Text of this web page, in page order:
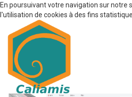
En poursuivant votre navigation sur notre
l'utilisation de cookies à des fins